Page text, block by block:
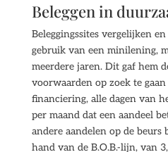
Beleggen in
Beleggingssites vergelijken
gebruik van een minilening,
meerdere jaren. Dit gaf hem
voorwaarden op zoek te
financiering, alle dagen van
per maand dat een aandeel
andere aandelen op de beurs
hand van de B.O.B.-lijn, van